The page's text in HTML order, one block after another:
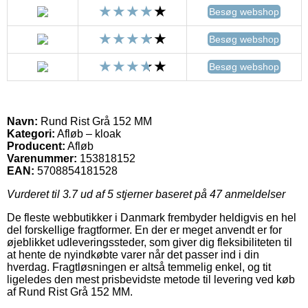
Besøg webshop
Besøg webshop
Besøg webshop
Navn: Rund Rist Grå 152 MM
Kategori: Afløb – kloak
Producent: Afløb
Varenummer: 153818152
EAN: 5708854181528
Vurderet til 3.7ud af 5 stjerner baseret på 47anmeldelser
De fleste webbutikker i Danmark frembyder heldigvis en hel
del forskellige fragtformer. En der er meget anvendt er for
øjeblikket udleveringssteder, som giver dig fleksibiliteten til
at hente de nyindkøbte varer når det passer ind i din
hverdag. Fragtløsningen er altså temmelig enkel, og tit
ligeledes den mest prisbevidste metode til levering ved køb
af Rund Rist Grå 152 MM.